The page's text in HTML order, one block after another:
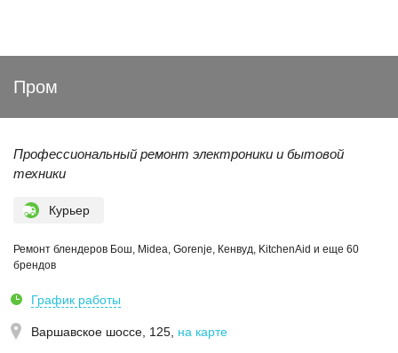
Пром
Профессиональный ремонт электроники и бытовой
техники
Курьер
Ремонт блендеров Бош, Midea, Gorenje, Кенвуд, KitchenAid и еще 60
брендов
График работы
Варшавское шоссе, 125 на карте